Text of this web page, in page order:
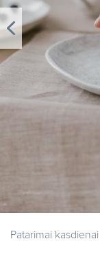
Patarimai kasdienai